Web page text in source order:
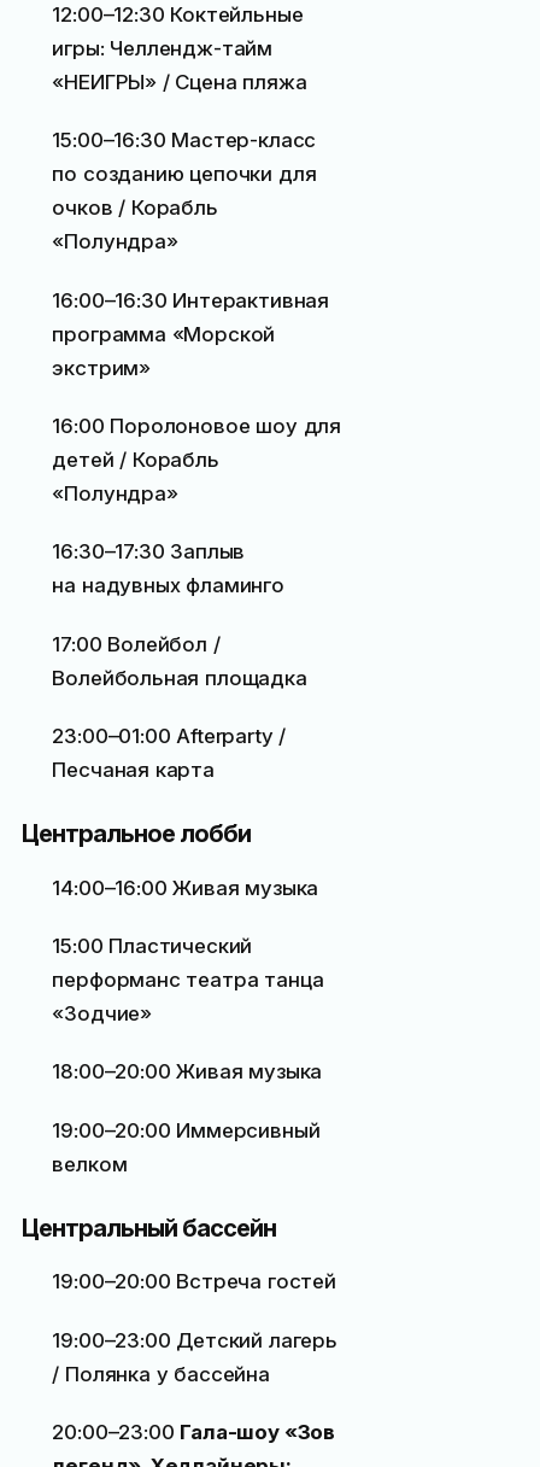
12:00–12:30 Коктейльные
игры: Челлендж-тайм
«НЕИГРЫ» / Сцена пляжа
15:00–16:30 Мастер-класс
по созданию цепочки для
очков / Корабль
«Полундра»
16:00–16:30 Интерактивная
программа «Морской
экстрим»
16:00 Поролоновое шоу для
детей / Корабль
«Полундра»
16:30–17:30 Заплыв
на надувных фламинго
17:00 Волейбол /
Волейбольная площадка
23:00–01:00 Afterparty /
Песчаная карта
Центральное лобби
14:00–16:00 Живая музыка
15:00 Пластический
перформанс театра танца
«Зодчие»
18:00–20:00 Живая музыка
19:00–20:00 Иммерсивный
велком
Центральный бассейн
19:00–20:00 Встреча гостей
19:00–23:00 Детский лагерь
/ Полянка у бассейна
20:00–23:00 Гала-шоу «Зов